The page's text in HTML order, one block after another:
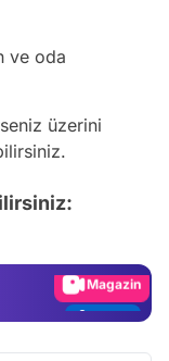
ve oda
üzerini
Video